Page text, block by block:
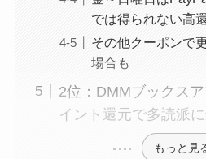
では得られない高
その他クーポンで
場合も
2位：DMMブックス
イント還元で多読派
もっと見